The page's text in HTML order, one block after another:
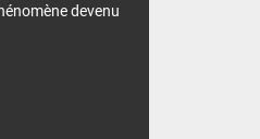
devenu